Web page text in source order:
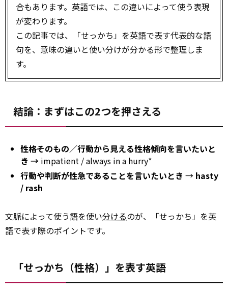
合もあります。英語では、この違いによって使う表現
が変わります。
この記事では、「せっかち」を英語で表す代表的な語
句を、意味の違いと使い分けが分かる形で整理しま
す。
結論：まずはこの2つを押さえる
性格そのもの／行動から見える性格傾向を言いたいと
き → impatient / always in a hurry*
行動や判断が性急であることを言いたいとき → hasty
/ rash
文脈によって使う語を使い分けるのが、「せっかち」を英
語で表す際のポイントです。
「せっかち（性格）」を表す英語